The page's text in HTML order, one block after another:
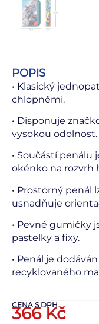
POPIS
• Klasický
chlopněmi.
• Disponuje
vysokou odolnost.
• Součástí penálu
okénko na rozvrh
• Prostorný penál
usnadňuje
• Pevné gumičky
pastelky a fixy.
• Penál je
recyklovaného
CENA S DPH
366Kč